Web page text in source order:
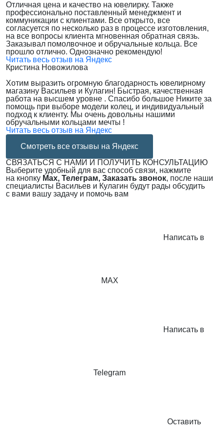
Отличная цена и качество на ювелирку. Также
профессионально поставленный менеджмент и
коммуникации с клиентами. Все открыто, все
согласуется по несколько раз в процессе изготовления,
на все вопросы клиента мгновенная обратная связь.
Заказывал помолвочное и обручальные кольца. Все
прошло отлично. Однозначно рекомендую!
Читать весь отзыв на Яндекс
Кристина Новожилова
Хотим выразить огромную благодарность ювелирному
магазину Васильев и Кулагин! Быстрая, качественная
работа на высшем уровне . Спасибо большое Никите за
помощь при выборе модели колец, и индивидуальный
подход к клиенту. Мы очень довольны нашими
обручальными кольцами мечты !
Читать весь отзыв на Яндекс
Смотреть все отзывы на Яндекс
СВЯЗАТЬСЯ С НАМИ И ПОЛУЧИТЬ КОНСУЛЬТАЦИЮ
Выберите удобный для вас способ связи, нажмите
на кнопку Max, Телеграм, Заказать звонок, после наши
специалисты Васильев и Кулагин будут рады обсудить
с вами вашу задачу и помочь вам
Написать в
MAX
Написать в
Telegram
Оставить